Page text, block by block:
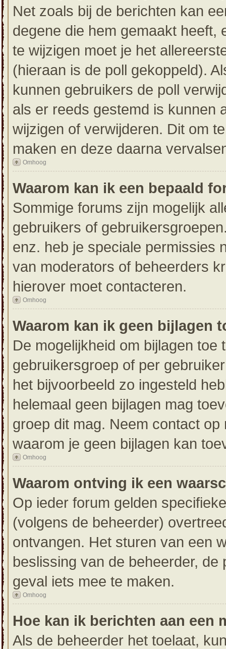
Net zoals bij de berichten kan
degene die hem gemaakt heeft,
te wijzigen moet je het
(hieraan is de poll gekoppeld).
kunnen gebruikers de poll
als er reeds gestemd is kunnen
wijzigen of verwijderen. Dit om
maken en deze daarna
Omhoog
Waarom kan ik een bepaald
Sommige forums zijn mogelijk
gebruikers of
enz. heb je speciale permissies
van moderators of beheerders
hierover moet contacteren.
Omhoog
Waarom kan ik geen bijlagen
De mogelijkheid om bijlagen
gebruikersgroep of per
het bijvoorbeeld zo ingesteld
helemaal geen bijlagen mag
groep dit mag. Neem contact
waarom je geen bijlagen kan
Omhoog
Waarom ontving ik een
Op ieder forum gelden
(volgens de beheerder)
ontvangen. Het sturen van een
beslissing van de beheerder,
geval iets mee te maken.
Omhoog
Hoe kan ik berichten aan een
Als de beheerder het toelaat,